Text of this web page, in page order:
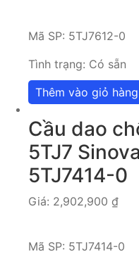
Mã SP: 5TJ7612-0
Tình trạng: Có sẵn
Thêm vào giỏ hàng
Cầu dao
5TJ7
5TJ7414-0
Giá: 2,902,900 ₫
Mã SP: 5TJ7414-0